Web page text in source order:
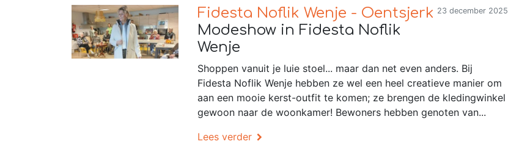
Fidesta Noflik Wenje - Oentsjerk
Modeshow in Fidesta Noflik
Wenje
23 december 2025
Shoppen vanuit je luie stoel... maar dan net even anders. Bij
Fidesta Noflik Wenje hebben ze wel een heel creatieve manier om
aan een mooie kerst-outfit te komen; ze brengen de kledingwinkel
gewoon naar de woonkamer! Bewoners hebben genoten van...
Lees verder